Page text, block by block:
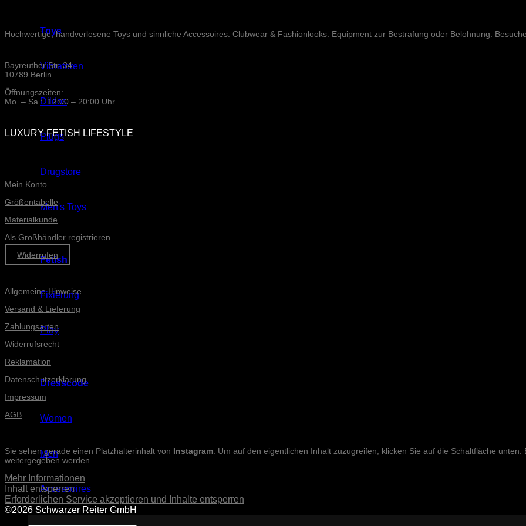
Toys
Vibratoren
Dildos
Plugs
Drugstore
Men's Toys
Fetish
Fixierung
Play
Dresscode
Women
Men
Accessoires
Hochwertige, handverlesene Toys und sinnliche Accessoires. Clubwear & Fashionlooks. Equipment zur Bestrafung oder Belohnung.
Bayreuther Str. 34
10789 Berlin
Öffnungszeiten:
Mo. – Sa.: 12:00 – 20:00 Uhr
LUXURY FETISH LIFESTYLE
ONLINE-SERVICE
Mein Konto
Größentabelle
Materialkunde
Als Großhändler registrieren
Widerrufen
Allgemeine Hinweise
Versand & Lieferung
Zahlungsarten
Widerrufsrecht
Reklamation
Datenschutzerklärung
Impressum
AGB
Sie sehen gerade einen Platzhalterinhalt von Instagram . Um auf den eigentlichen Inhalt zuzugreifen, klicken Sie auf die Schaltfläche
weitergegeben werden.
Mehr Informationen
Inhalt entsperren
Erforderlichen Service akzeptieren und Inhalte entsperren
©2026 Schwarzer Reiter GmbH